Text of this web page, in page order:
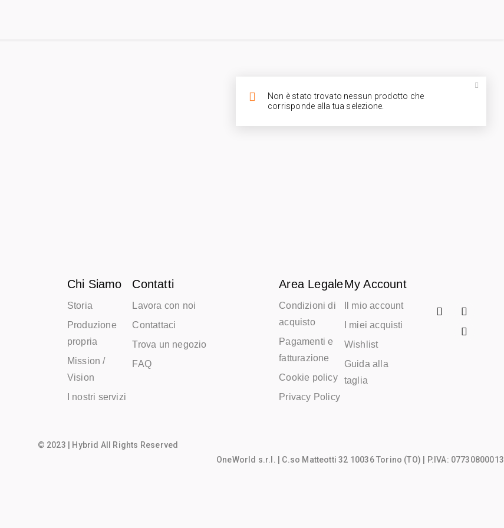
Chi Siamo
Storia
Produzione
propria
Mission /
Vision
I nostri servizi
Contatti
Lavora con noi
Contattaci
Trova un negozio
FAQ
Area Legale
Condizioni di
acquisto
Pagamenti e
fatturazione
Cookie policy
Privacy Policy
My Account
Il mio account
I miei acquisti
Wishlist
Guida alla
taglia
© 2023 | Hybrid All Rights Reserved
OneWorld s.r.l.
| C.so Matteotti 32 10036 Torino (TO) | P.IVA: 07730800013
Non è stato trovato nessun prodotto che
corrisponde alla tua selezione.